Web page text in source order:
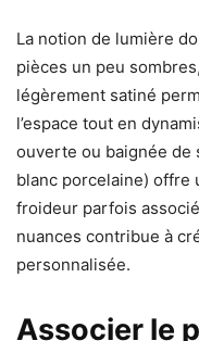
La notion de lumière
pièces un peu
légèrement satiné
l’espace tout en
ouverte ou baignée de
blanc porcelaine) offre
froideur parfois
nuances contribue à
personnalisée.
Associer le